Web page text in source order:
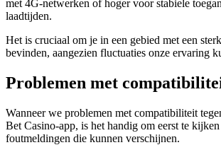
met 4G-netwerken of hoger voor stabiele
laadtijden.
Het is cruciaal om je in een gebied met een
bevinden, aangezien fluctuaties onze ervaring
Problemen met
Wanneer we problemen met compatibiliteit
Bet Casino-app, is het handig om eerst te
foutmeldingen die kunnen verschijnen.